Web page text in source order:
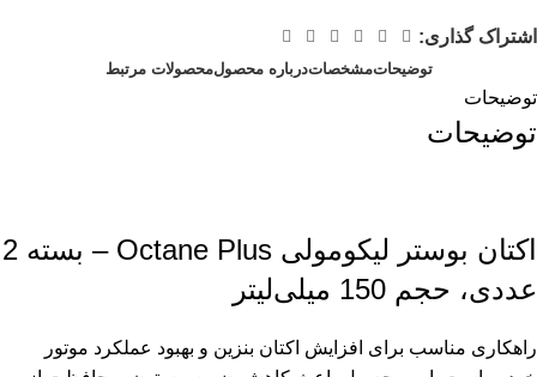
اشتراک گذاری:
توضیحاتمشخصاتدرباره محصولمحصولات مرتبط
توضیحات
توضیحات
اکتان بوستر لیکومولی Octane Plus – بسته 2
عددی، حجم 150 میلی‌لیتر
راهکاری مناسب برای افزایش اکتان بنزین و بهبود عملکرد موتور